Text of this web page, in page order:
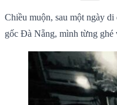
Chiều muộn, sau một ngày
gốc Đà Nẵng, mình từng ghé